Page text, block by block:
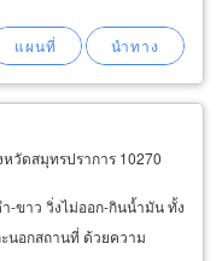
หวัดสมุทรปราการ 10270
-ขาว วิ่งไม่ออก-กินน้ำมัน ทั้ง
นอกสถานที่ ด้วยความ